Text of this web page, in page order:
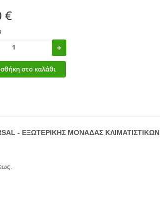
€
στο καλάθι
- EΞΩΤΕΡΙΚΗΣ ΜΟΝΑΔΑΣ ΚΛΙΜΑΤΙΣΤΙΚΩΝ